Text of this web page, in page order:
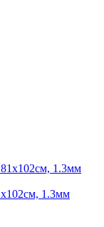
1.3мм